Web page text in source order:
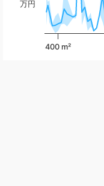
400 m²
万円